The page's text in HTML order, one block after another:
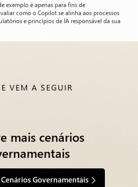
exemplo é apenas para fins de
como o Copilot se alinha aos processos
e princípios de IA responsável da sua
VEM A SEGUIR
mais cenários
Governamentais